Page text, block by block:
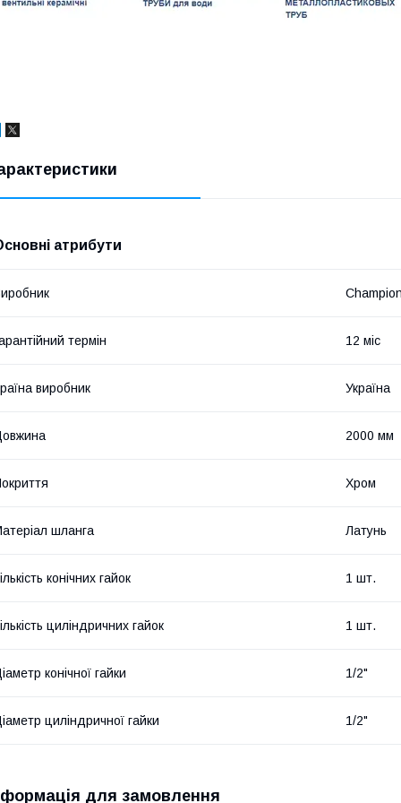
атрибути
термін 12 міс
виробник Україна
2000 мм
Хром
шланга Латунь
конічних гайок 1 шт.
циліндричних гайок 1 шт.
конічної гайки 1/2"
циліндричної гайки 1/2"
для замовлення